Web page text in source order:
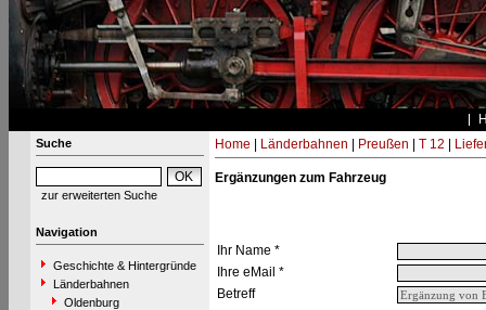
Suche
zur erweiterten Suche
Navigation
Geschichte & Hintergründe
Länderbahnen
Oldenburg
Home Länderbahnen Preußen T 12
Ergänzungen zum Fahrzeug
Ihr Name *
Ihre eMail *
Betreff